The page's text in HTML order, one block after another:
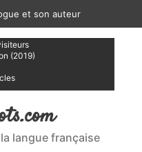
et son auteur
(2019)
langue française